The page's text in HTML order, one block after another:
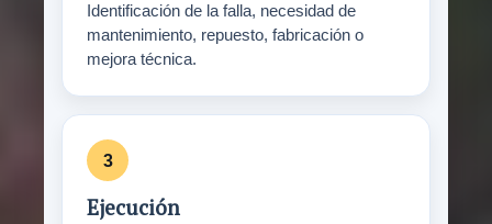
Identificación de la falla, necesidad de
mantenimiento, repuesto, fabricación o
mejora técnica.
Ejecución